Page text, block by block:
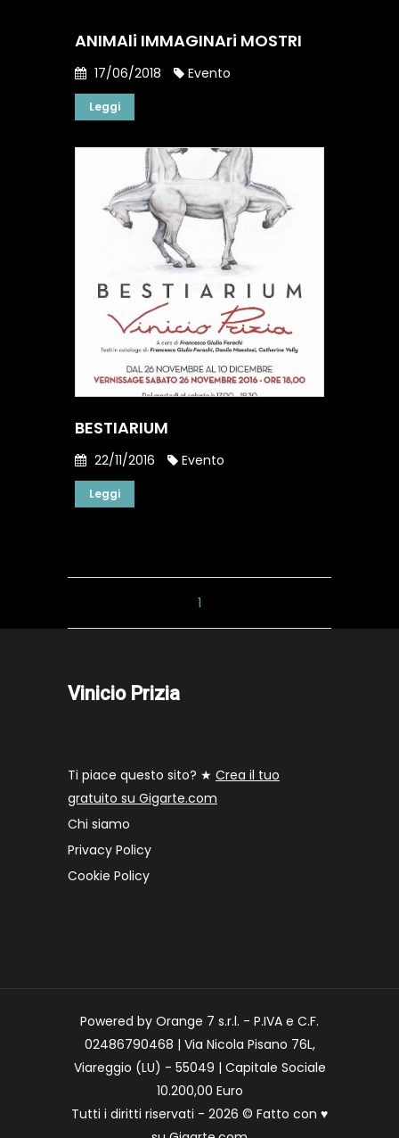
ANIMAli IMMAGINAri MOSTRI
17/06/2018 Evento
Leggi
BESTIARIUM
22/11/2016 Evento
Leggi
1
Vinicio Prizia
Ti piace questo sito? ★ Crea il tuo
gratuito su Gigarte.com
Chi siamo
Privacy Policy
Cookie Policy
Powered by Orange 7 s.r.l. - P.IVA e C.F.
02486790468 | Via Nicola Pisano 76L,
Viareggio (LU) - 55049 | Capitale Sociale
10.200,00 Euro
Tutti i diritti riservati - 2026 © Fatto con ♥